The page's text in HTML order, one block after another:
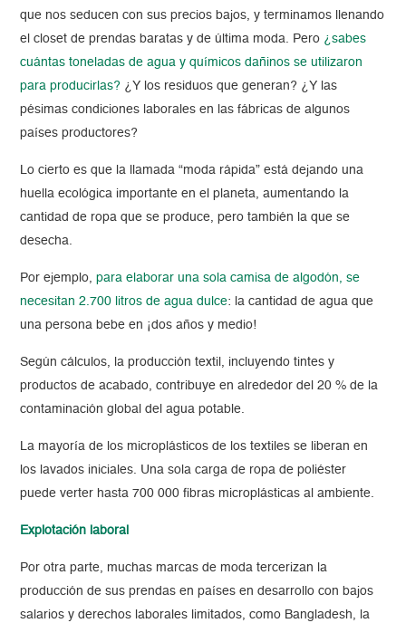
que nos seducen con sus precios bajos, y terminamos llenando
el closet de prendas baratas y de última moda. Pero ¿sabes
cuántas toneladas de agua y químicos dañinos se utilizaron
para producirlas? ¿Y los residuos que generan? ¿Y las
pésimas condiciones laborales en las fábricas de algunos
países productores?
Lo cierto es que la llamada “moda rápida” está dejando una
huella ecológica importante en el planeta, aumentando la
cantidad de ropa que se produce, pero también la que se
desecha.
Por ejemplo,para elaborar una sola camisa de algodón, se
necesitan 2.700 litros de agua dulce: la cantidad de agua que
una persona bebe en ¡dos años y medio!
Según cálculos, la producción textil, incluyendo tintes y
productos de acabado, contribuye en alrededor del 20 % de la
contaminación global del agua potable.
La mayoría de los microplásticos de los textiles se liberan en
los lavados iniciales. Una sola carga de ropa de poliéster
puede verter hasta 700 000 fibras microplásticas al ambiente.
Explotación laboral
Por otra parte, muchas marcas de moda tercerizan la
producción de sus prendas en países en desarrollo con bajos
salarios y derechos laborales limitados, como Bangladesh, la